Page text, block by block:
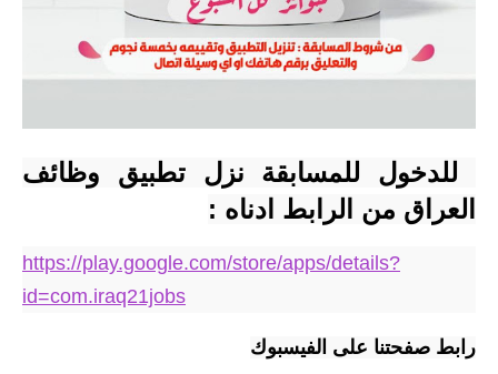
العراق من الرابط ادناه :
https://play.google.com/store/apps/details?
id=com.iraq21jobs
رابط صفحتنا على الفيسبوك